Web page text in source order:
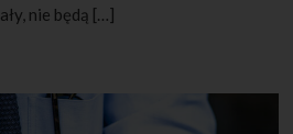
nie będą […]